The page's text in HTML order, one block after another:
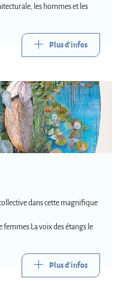
les hommes et les
Plus d'infos
dans cette magnifique
La voix des étangs le
Plus d'infos